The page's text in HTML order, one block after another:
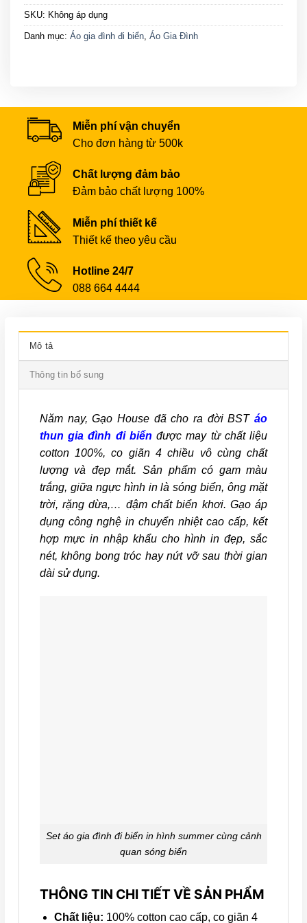
SKU: Không áp dụng
Danh mục: Áo gia đình đi biển, Áo Gia Đình
Miễn phí vận chuyển
Cho đơn hàng từ 500k
Chất lượng đảm bảo
Đảm bảo chất lượng 100%
Miễn phí thiết kế
Thiết kế theo yêu cầu
Hotline 24/7
088 664 4444
Mô tả
Thông tin bổ sung
Năm nay, Gạo House đã cho ra đời BSTáo
thun gia đình đi biển được may từ chất liệu
cotton 100%, co giãn 4 chiều vô cùng chất
lượng và đẹp mắt. Sản phẩm có gam màu
trắng, giữa ngực hình in là sóng biển, ông mặt
trời, rặng dừa,… đậm chất biển khơi. Gạo áp
dụng công nghệ in chuyển nhiệt cao cấp, kết
hợp mực in nhập khẩu cho hình in đẹp, sắc
nét, không bong tróc hay nứt vỡ sau thời gian
dài sử dụng.
Set áo gia đình đi biển in hình summer cùng cảnh
quan sóng biển
THÔNG TIN CHI TIẾT VỀ SẢN PHẨM
Chất liệu: 100% cotton cao cấp, co giãn 4